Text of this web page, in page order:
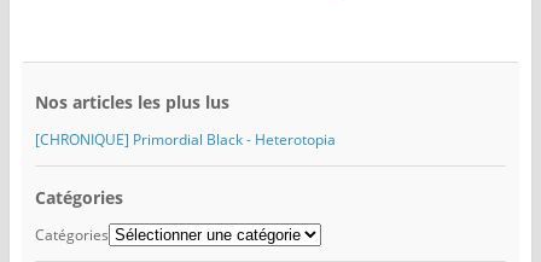
Nos articles les plus lus
[CHRONIQUE] Primordial Black - Heterotopia
Catégories
Catégories